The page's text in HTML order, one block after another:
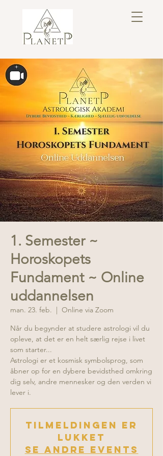
1. Semester ~
Horoskopets
Fundament ~ Online
uddannelsen
man. 23. feb.
  |
Online via Zoom
Når du begynder at studere astrologi vil du
opleve, at det er en helt særlig rejse i livet
som starter...
Astrologi er et kosmisk symbolsprog, som
åbner op for en dybere bevidsthed omkring
dig selv, andre mennesker og den verden vi
lever i.
Tilmeldingen er
lukket
Se andre events